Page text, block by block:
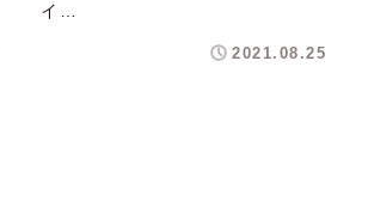
イ…
2021.08.25